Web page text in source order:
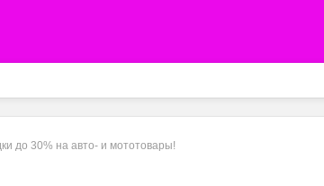
до 30% на авто- и мототовары!